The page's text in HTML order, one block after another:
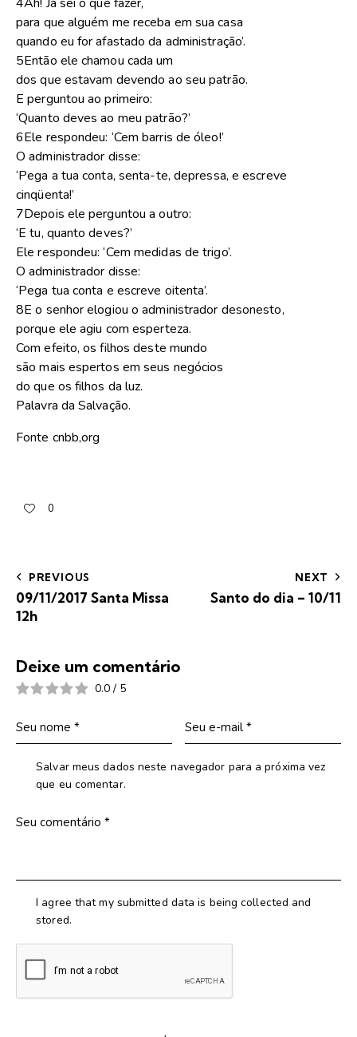
para que alguém me receba em sua casa
quando eu for afastado da administração’.
5Então ele chamou cada um
dos que estavam devendo ao seu patrão.
E perguntou ao primeiro:
‘Quanto deves ao meu patrão?’
6Ele respondeu: ‘Cem barris de óleo!’
O administrador disse:
‘Pega a tua conta, senta-te, depressa, e escreve
cinqüenta!’
7Depois ele perguntou a outro:
‘E tu, quanto deves?’
Ele respondeu: ‘Cem medidas de trigo’.
O administrador disse:
‘Pega tua conta e escreve oitenta’.
8E o senhor elogiou o administrador desonesto,
porque ele agiu com esperteza.
Com efeito, os filhos deste mundo
são mais espertos em seus negócios
do que os filhos da luz.
Palavra da Salvação.
Fonte cnbb,org
0
PREVIOUS
09/11/2017 Santa Missa
12h
NEXT
Santo do dia – 10/11
Deixe um comentário
0.0 / 5
Salvar meus dados neste navegador para a próxima vez
que eu comentar.
I agree that my submitted data is being collected and
stored.